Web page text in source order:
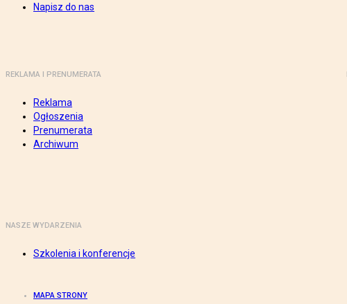
Napisz do nas
REKLAMA I PRENUMERATA
Reklama
Ogłoszenia
Prenumerata
Archiwum
NASZE WYDARZENIA
Szkolenia i konferencje
MAPA STRONY